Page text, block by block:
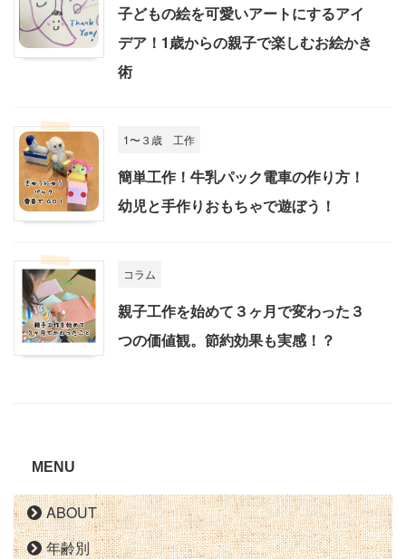
子どもの絵を可愛いアートにするアイ
デア！1歳からの親子で楽しむお絵かき
術
1〜３歳 工作
簡単工作！牛乳パック電車の作り方！
幼児と手作りおもちゃで遊ぼう！
コラム
親子工作を始めて３ヶ月で変わった３
つの価値観。節約効果も実感！？
MENU
ABOUT
年齢別